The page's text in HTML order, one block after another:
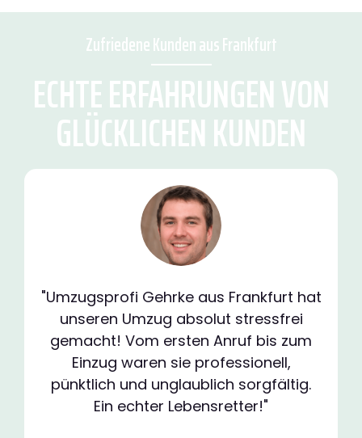
Zufriedene Kunden aus Frankfurt
ECHTE ERFAHRUNGEN VON
GLÜCKLICHEN KUNDEN
"Umzugsprofi Gehrke aus Frankfurt hat
unseren Umzug absolut stressfrei
gemacht! Vom ersten Anruf bis zum
Einzug waren sie professionell,
pünktlich und unglaublich sorgfältig.
Ein echter Lebensretter!"